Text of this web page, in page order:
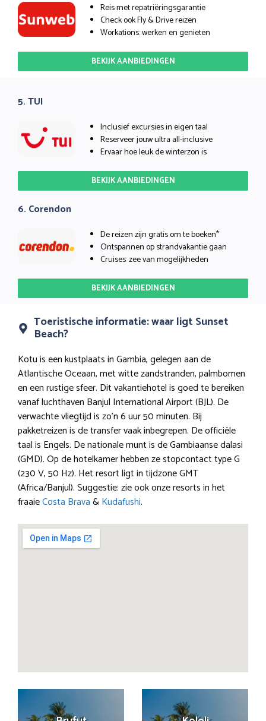
Reis met repatriëringsgarantie
Check ook Fly & Drive reizen
Workations: werken en genieten
BEKIJK AANBIEDINGEN
5. TUI
Inclusief excursies in eigen taal
Reserveer jouw ultra all-inclusive
Ervaar hoe leuk de winterzon is
BEKIJK AANBIEDINGEN
6. Corendon
De reizen zijn gratis om te boeken*
Ontspannen op strandvakantie gaan
Cruises: zee van mogelijkheden
BEKIJK AANBIEDINGEN
Toeristische informatie: waar ligt Sunset
Beach?
Kotu is een kustplaats in Gambia, gelegen aan de
Atlantische Oceaan, met witte zandstranden, palmbomen
en een rustige sfeer. Dit vakantiehotel is goed te bereiken
vanaf luchthaven Banjul International Airport (BJL). De
verwachte vliegtijd is zo’n 6 uur 50 minuten. Bij
pakketreizen is de transfer vaak inbegrepen. De officiële
taal is Engels. De nationale munt is de Gambiaanse dalasi
(GMD). Op de hotelkamer hebben ze stopcontact type G
(230 V, 50 Hz). Het resort ligt in tijdzone GMT
(Africa/Banjul). Suggestie: zie ook onze resorts in het
fraaieCosta Brava&Kudafushi.